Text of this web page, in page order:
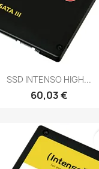
SSD INTENSO HIGH...
60,03 €